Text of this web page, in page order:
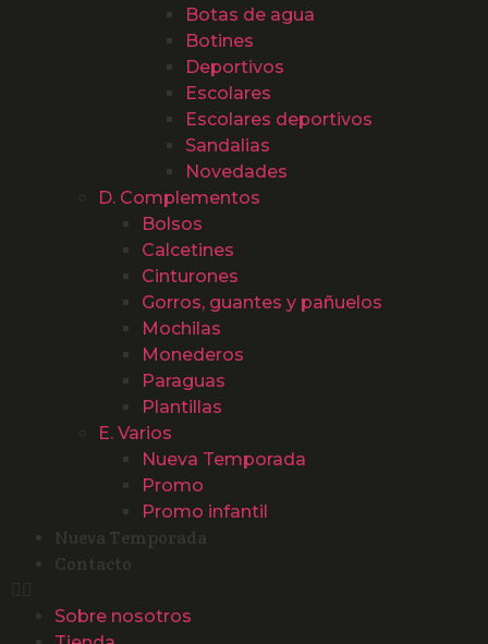
Botas de agua
Botines
Deportivos
Escolares
Escolares deportivos
Sandalias
Novedades
D. Complementos
Bolsos
Calcetines
Cinturones
Gorros, guantes y pañuelos
Mochilas
Monederos
Paraguas
Plantillas
E. Varios
Nueva Temporada
Promo
Promo infantil
Nueva Temporada
Contacto
Sobre nosotros